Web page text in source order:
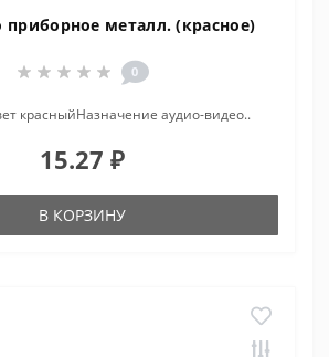
приборное металл. (красное)
0
красныйНазначение аудио-видео..
15.27 ₽
В КОРЗИНУ